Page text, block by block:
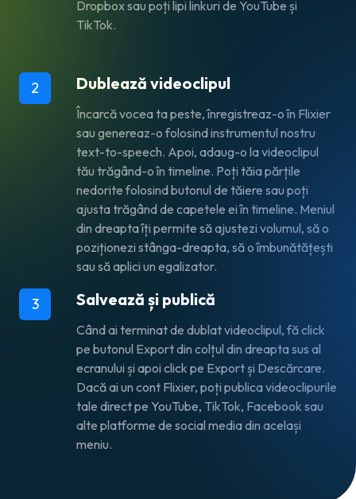
Dropbox sau poți lipi linkuri de YouTube și
TikTok.
2 Dublează videoclipul
Încarcă vocea ta peste, înregistreaz-o în Flixier
sau genereaz-o folosind instrumentul nostru
text-to-speech. Apoi, adaug-o la videoclipul
tău trăgând-o în timeline. Poți tăia părțile
nedorite folosind butonul de tăiere sau poți
ajusta trăgând de capetele ei în timeline. Meniul
din dreapta îți permite să ajustezi volumul, să o
poziționezi stânga-dreapta, să o îmbunătățești
sau să aplici un egalizator.
3 Salvează și publică
Când ai terminat de dublat videoclipul, fă click
pe butonul Exportdin colțul din dreapta sus al
ecranului și apoi click pe Export și Descărcare.
Dacă ai un cont Flixier, poți publica videoclipurile
tale direct pe YouTube, TikTok, Facebook sau
alte platforme de social media din același
meniu.